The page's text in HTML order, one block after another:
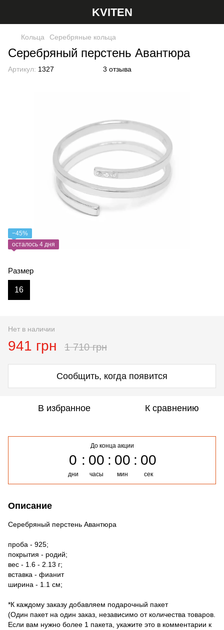
KVITEN
Кольца Серебряные кольца
Серебряный перстень Авантюра
Артикул: 1327 3 отзыва
−45%
осталось 4 дня
Размер
16
Нет в наличии
941 грн 1 710 грн
Сообщить, когда появится
В избранное К сравнению
До конца акции
0
дни
00
часы
00
мин
00
сек
Описание
Серебряный перстень Авантюра
проба - 925;
покрытия - родий;
вес - 1.6 - 2.13 г;
вставка - фианит
ширина - 1.1 см;
*К каждому заказу добавляем подарочный пакет
(Один пакет на один заказ, независимо от количества товаров.
Если вам нужно более 1 пакета, укажите это в комментарии к